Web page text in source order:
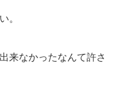
。
来なかったなんて許さ